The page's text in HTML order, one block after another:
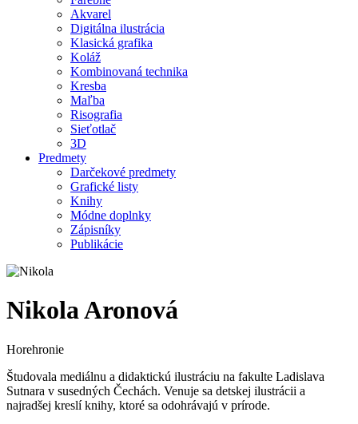
Akvarel
Digitálna ilustrácia
Klasická grafika
Koláž
Kombinovaná technika
Kresba
Maľba
Risografia
Sieťotlač
3D
Predmety
Darčekové predmety
Grafické listy
Knihy
Módne doplnky
Zápisníky
Publikácie
Nikola Aronová
Horehronie
Študovala mediálnu a didaktickú ilustráciu na fakulte Ladislava
Sutnara v susedných Čechách. Venuje sa detskej ilustrácii a
najradšej kreslí knihy, ktoré sa odohrávajú v prírode.